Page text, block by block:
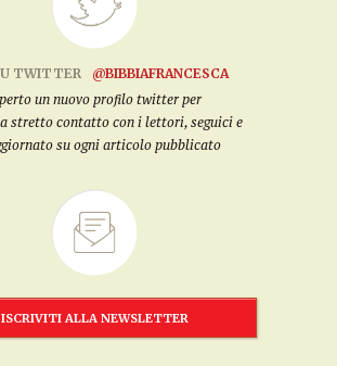
TWITTER
@BIBBIAFRANCESCA
un nuovo profilo twitter per
stretto contatto con i lettori, seguici e
su ogni articolo pubblicato
ISCRIVITI ALLA NEWSLETTER